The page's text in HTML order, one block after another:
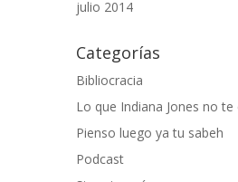
julio 2014
Categorías
Bibliocracia
Lo que Indiana Jones no
Pienso luego ya tu sabeh
Podcast